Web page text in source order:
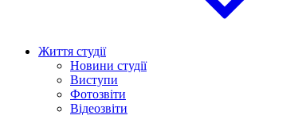
Життя студії
Новини студії
Виступи
Фотозвіти
Відеозвіти